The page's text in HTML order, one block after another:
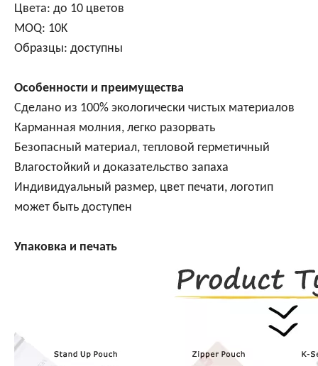
Цвета: до 10 цветов
MOQ: 10K
Образцы: доступны
Особенности и преимущества
Сделано из 100% экологически чистых материалов
Карманная молния, легко разорвать
Безопасный материал, тепловой герметичный
Влагостойкий и доказательство запаха
Индивидуальный размер, цвет печати, логотип
может быть доступен
Упаковка и печать